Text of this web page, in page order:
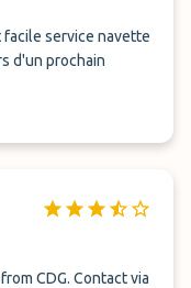
CDG. Contact via